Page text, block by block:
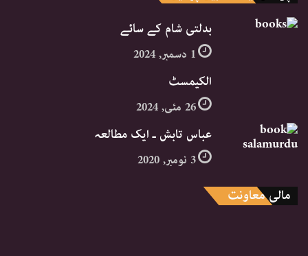
بدلتی شام کے سائے
1 دسمبر, 2024
الکیمسٹ
26 مئی, 2024
عباس تابش ـ ایک مطالعہ
3 نومبر, 2020
مالی معاونت